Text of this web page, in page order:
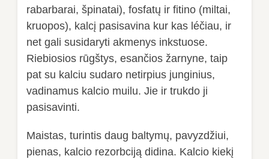
rabarbarai, špinatai), fosfatų ir fitino (miltai,
kruopos), kalcį pasisavina kur kas léčiau, ir
net gali susidaryti akmenys inkstuose.
Riebiosios rūgštys, esančios žarnyne, taip
pat su kalciu sudaro netirpius junginius,
vadinamus kalcio muilu. Jie ir trukdo ji
pasisavinti.
Maistas, turintis daug baltymų, pavyzdžiui,
pienas, kalcio rezorbciją didina. Kalcio kiekį